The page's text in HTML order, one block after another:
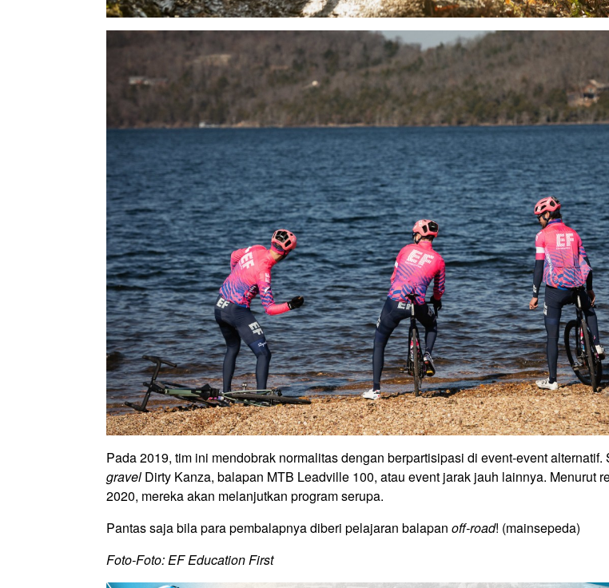
Pada 2019, tim ini mendobrak normalitas dengan berpartisipasi di event-event alternatif.
gravel Dirty Kanza, balapan MTB Leadville 100, atau event jarak jauh lainnya. Menurut
2020, mereka akan melanjutkan program serupa.
Pantas saja bila para pembalapnya diberi pelajaran balapan off-road! (mainsepeda)
Foto-Foto: EF Education First